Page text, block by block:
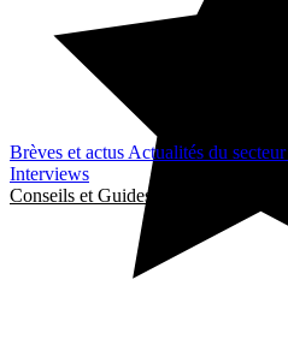
Brèves et actus Actualités du secteur
Interviews
Conseils et Guides